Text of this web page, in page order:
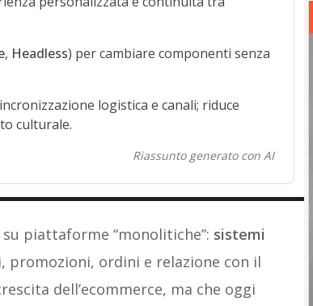
, Headless) per cambiare componenti senza
logistica e canali; riduce
culturale.
Riassunto generato con AI
piattaforme “monolitiche”: sistemi
promozioni, ordini e relazione con il
dell’ecommerce, ma che oggi